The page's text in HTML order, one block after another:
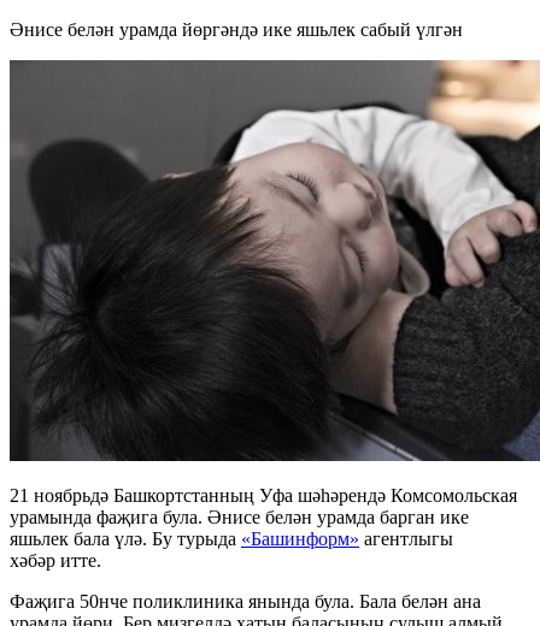
Әнисе белән урамда йөргәндә ике яшьлек сабый үлгән
21 ноябрьдә Башкортстанның Уфа шәһәрендә Комсомольская
урамында фаҗига була. Әнисе белән урамда барган ике
яшьлек бала үлә. Бу турыда «Башинформ» агентлыгы
хәбәр итте.
Фаҗига 50нче поликлиника янында була. Бала белән ана